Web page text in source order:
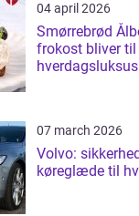
04 april 2026
Smørrebrød Ålborg når
frokost bliver til
hverdagsluksus
07 march 2026
Volvo:
køreglæde til